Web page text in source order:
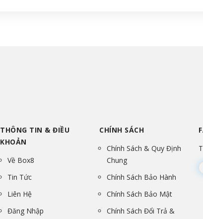
THÔNG TIN & ĐIỀU
KHOẢN
Về Box8
Tin Tức
Liên Hệ
Đăng Nhập
CHÍNH SÁCH
Chính Sách & Quy Định
Chung
Chính Sách Bảo Hành
Chính Sách Bảo Mật
Chính Sách Đổi Trả &